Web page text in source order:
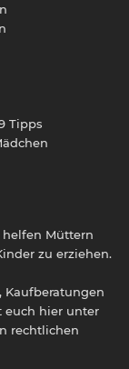
Tipps
Müttern
zu erziehen.
Kaufberatungen
euch hier unter
rechtlichen